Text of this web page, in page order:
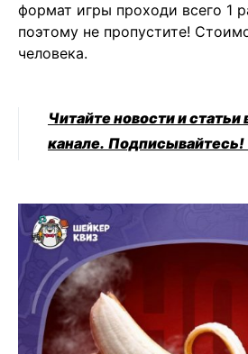
формат игры проходи всего 1
поэтому не пропустите!
человека.
Читайте новости и
канале. Подписывайтесь!